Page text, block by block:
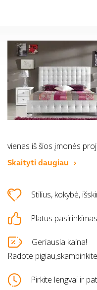
vienas iš šios įmonės
Skaityti daugiau
Stilius, kokybė,
Platus pasirinkimas
Geriausia kaina!
Radote
Pirkite lengvai ir